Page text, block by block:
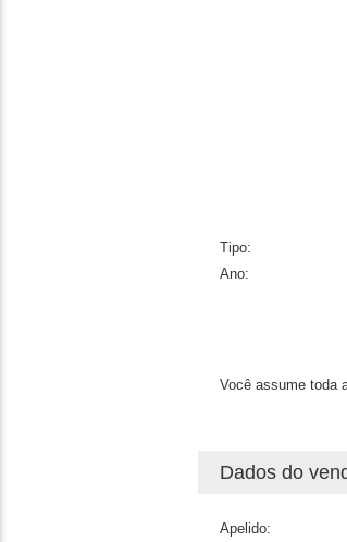
Tipo:
Ano:
Você assume toda
Dados do
Apelido: